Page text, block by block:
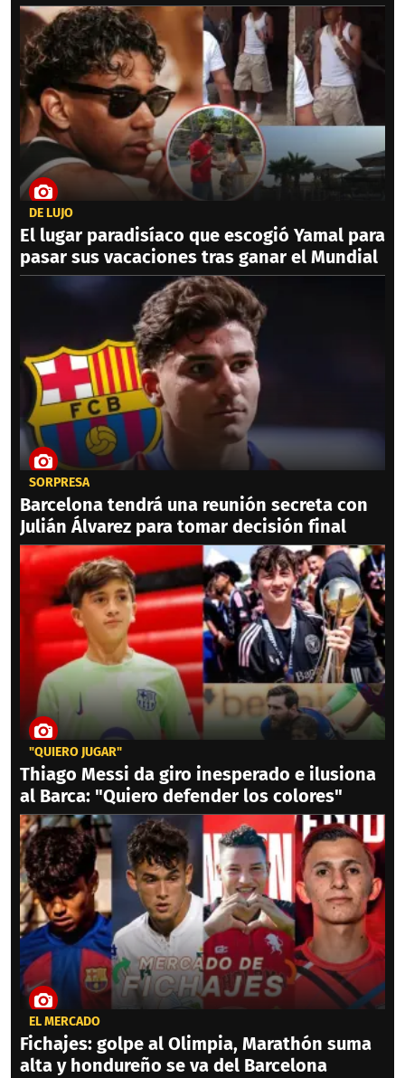
DE LUJO
El lugar paradisíaco que escogió Yamal para
pasar sus vacaciones tras ganar el Mundial
SORPRESA
Barcelona tendrá una reunión secreta con
Julián Álvarez para tomar decisión final
"QUIERO JUGAR"
Thiago Messi da giro inesperado e ilusiona
al Barca: "Quiero defender los colores"
EL MERCADO
Fichajes: golpe al Olimpia, Marathón suma
alta y hondureño se va del Barcelona